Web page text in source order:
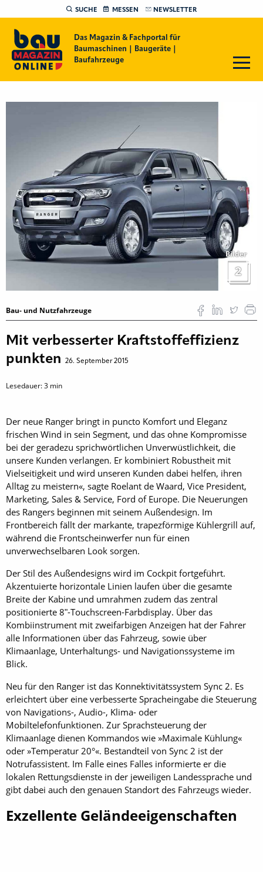
SUCHE MESSEN NEWSLETTER
Das Magazin & Fachportal für
Baumaschinen | Baugeräte |
Baufahrzeuge
Bilder
2
Bau- und Nutzfahrzeuge
Mit verbesserter Kraftstoffeffizienz
punkten
26. September 2015
Lesedauer:3 min
Der neue Ranger bringt in puncto Komfort und Eleganz
frischen Wind in sein Segment, und das ohne Kompromisse
bei der geradezu sprichwörtlichen Unverwüstlichkeit, die
unsere Kunden verlangen. Er kombiniert Robustheit mit
Vielseitigkeit und wird unseren Kunden dabei helfen, ihren
Alltag zu meistern«, sagte Roelant de Waard, Vice President,
Marketing, Sales & Service, Ford of Europe. Die Neuerungen
des Rangers beginnen mit seinem Außendesign. Im
Frontbereich fällt der markante, trapezförmige Kühlergrill auf,
während die Frontscheinwerfer nun für einen
unverwechselbaren Look sorgen.
Der Stil des Außendesigns wird im Cockpit fortgeführt.
Akzentuierte horizontale Linien laufen über die gesamte
Breite der Kabine und umrahmen zudem das zentral
positionierte 8ʺ-Touchscreen-Farbdisplay. Über das
Kombiinstrument mit zweifarbigen Anzeigen hat der Fahrer
alle Informationen über das Fahrzeug, sowie über
Klimaanlage, Unterhaltungs- und Navigationssysteme im
Blick.
Neu für den Ranger ist das Konnektivitätssystem Sync 2. Es
erleichtert über eine verbesserte Sprach­eingabe die Steuerung
von Navigations-, Audio-, Klima- oder
Mobiltelefonfunktionen. Zur Sprachsteuerung der
Klimaanlage dienen Kommandos wie »Maximale Kühlung«
oder »Temperatur 20°«. Bestandteil von Sync 2 ist der
Notrufassistent. Im Falle eines Falles informierte er die
lokalen Rettungsdienste in der jeweiligen Landessprache und
gibt dabei auch den genauen Standort des Fahrzeugs wieder.
Exzellente Geländeeigenschaften